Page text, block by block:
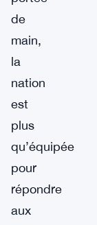
de
main,
la
nation
est
plus
qu’équipée
pour
répondre
aux